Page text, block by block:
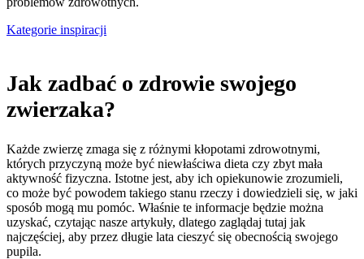
Kategorie inspiracji
Jak zadbać o zdrowie swojego
zwierzaka?
Każde zwierzę zmaga się z różnymi kłopotami zdrowotnymi,
których przyczyną może być niewłaściwa dieta czy zbyt mała
aktywność fizyczna. Istotne jest, aby ich opiekunowie zrozumieli,
co może być powodem takiego stanu rzeczy i dowiedzieli się, w jaki
sposób mogą mu pomóc. Właśnie te informacje będzie można
uzyskać, czytając nasze artykuły, dlatego zaglądaj tutaj jak
najczęściej, aby przez długie lata cieszyć się obecnością swojego
pupila.